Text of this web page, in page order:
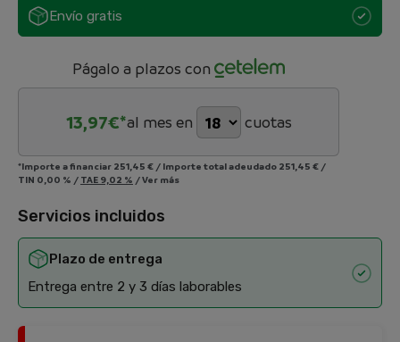
Envío gratis
Págalo a plazos con
13,97€*al mes en cuotas
*Importe a financiar 251,45 € / Importe total adeudado 251,45 € /
TIN 0,00 % / TAE 9,02 % /Ver más
Servicios incluidos
Plazo de entrega
Entrega entre 2 y 3 días laborables